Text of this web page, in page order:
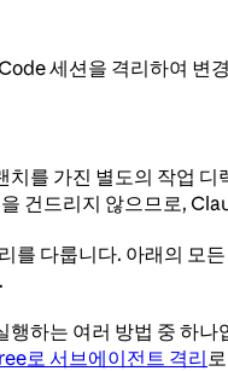
세션을 격리하여 변
치를 가진 별도의 작업
건드리지 않으므로,
를 다룹니다. 아래의 모
하는 여러 방법 중 하나
로 서브에이전트 격리